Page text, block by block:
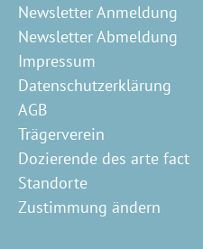
Newsletter Anmeldung
Newsletter Abmeldung
Impressum
Datenschutzerklärung
AGB
Trägerverein
Dozierende des arte fact
Standorte
Zustimmung ändern